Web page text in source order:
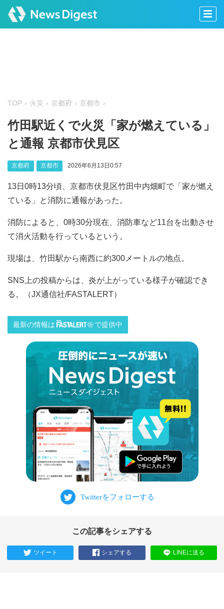
TOP 火災 京都府 京都市
竹田駅近くで火災「家が燃えている」
と通報 京都市伏見区
京都府 京都市 2026年6月13日0:57
13日0時13分頃、京都市伏見区竹田中内畑町で「家が燃え
ている」と消防に通報があった。
消防によると、0時30分現在、消防車など11台を出動させ
て消火活動を行っているという。
現場は、竹田駅から南西に約300メートルの地点。
SNS上の投稿からは、炎が上がっている様子が確認でき
る。（JX通信社/FASTALERT）
最新の情報は で提供中
この記事をシェアする
ツイート シェアする LINEに送る